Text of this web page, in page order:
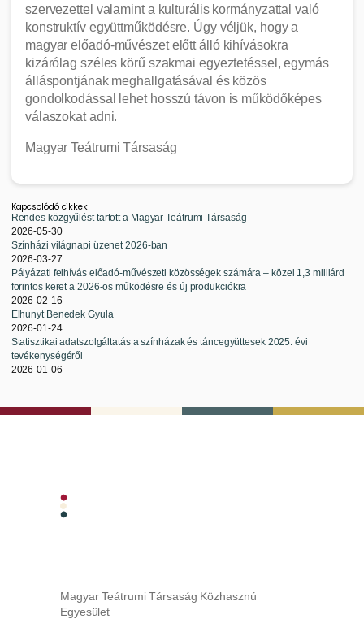
szervezettel valamint a kulturális kormányzattal való
konstruktív együttműködésre. Úgy véljük, hogy a
magyar előadó-művészet előtt álló kihívásokra
kizárólag széles körű szakmai egyeztetéssel, egymás
álláspontjának meghallgatásával és közös
gondolkodással lehet hosszú távon is működőképes
válaszokat adni.
Magyar Teátrumi Társaság
Kapcsolódó cikkek
Rendes közgyűlést tartott a Magyar Teátrumi Társaság
2026-05-30
Színházi világnapi üzenet 2026-ban
2026-03-27
Pályázati felhívás előadó-művészeti közösségek számára – közel 1,3 milliárd
forintos keret a 2026-os működésre és új produkciókra
2026-02-16
Elhunyt Benedek Gyula
2026-01-24
Statisztikai adatszolgáltatás a színházak és táncegyüttesek 2025. évi
tevékenységéről
2026-01-06
Magyar Teátrumi Társaság Közhasznú
Egyesület